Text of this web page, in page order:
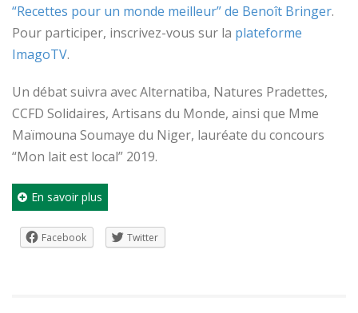
“Recettes pour un monde meilleur” de Benoît Bringer.
Pour participer, inscrivez-vous sur la plateforme
ImagoTV.
Un débat suivra avec Alternatiba, Natures Pradettes,
CCFD Solidaires, Artisans du Monde, ainsi que Mme
Maïmouna Soumaye du Niger, lauréate du concours
“Mon lait est local” 2019.
En savoir plus
Facebook Twitter